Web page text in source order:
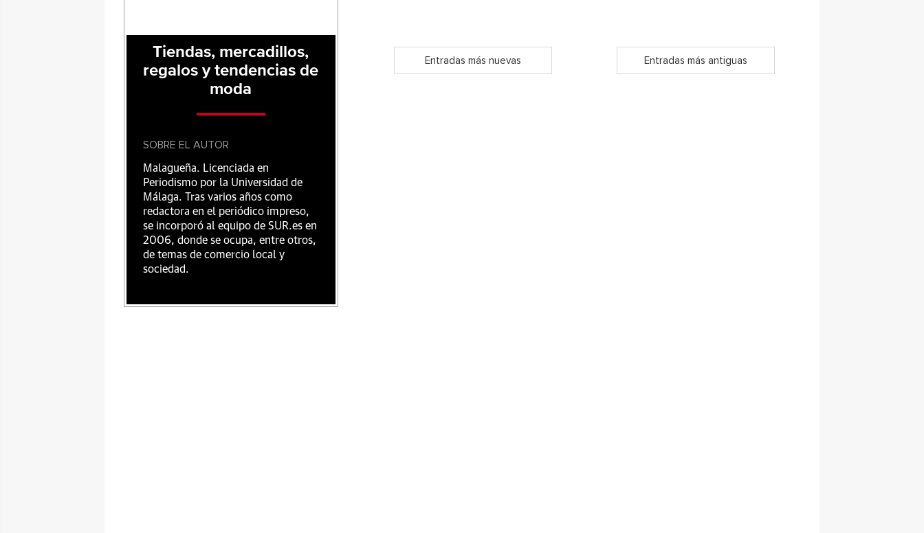
Entradas más nuevas Entradas más antiguas
Tiendas, mercadillos,
regalos y tendencias de
moda
SOBRE EL AUTOR
Malagueña. Licenciada en
Periodismo por la Universidad de
Málaga. Tras varios años como
redactora en el periódico impreso,
se incorporó al equipo de SUR.es en
2006, donde se ocupa, entre otros,
de temas de comercio local y
sociedad.